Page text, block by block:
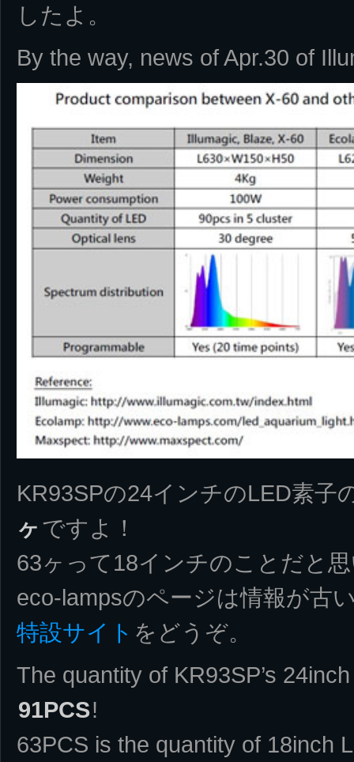
したよ。
By the way, news of Apr.30 of
KR93SPの24インチのLED素子
ヶ ですよ！
63ヶって18インチのことだと
eco-lampsのページは情報が古
特設サイト をどうぞ。
The quantity of KR93SP’s
91PCS!
63PCS is the quantity of 18inch